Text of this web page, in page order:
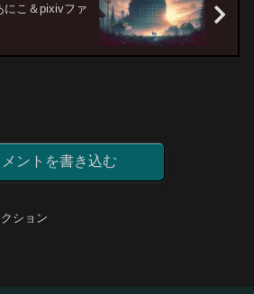
にこ＆pixivファ
メントを書き込む
ション